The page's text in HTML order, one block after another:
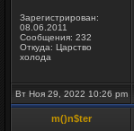
Зарегистрирован:
08.06.2011
Сообщения: 232
Откуда: Царство
холода
Вт Ноя 29, 2022 10:26 pm
m()n$ter